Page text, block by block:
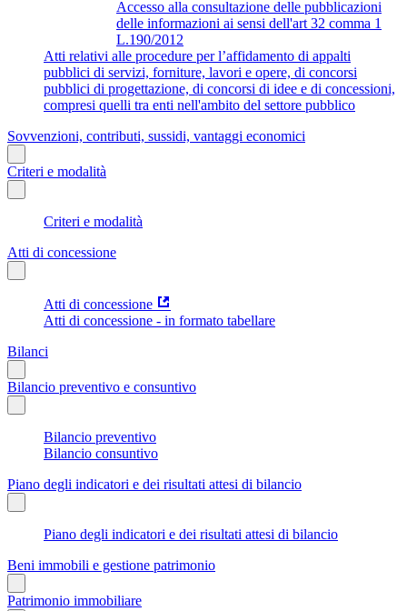
Accesso alla consultazione delle pubblicazioni
delle informazioni ai sensi dell'art 32 comma 1
L.190/2012
Atti relativi alle procedure per l’affidamento di appalti
pubblici di servizi, forniture, lavori e opere, di concorsi
pubblici di progettazione, di concorsi di idee e di concessioni,
compresi quelli tra enti nell'ambito del settore pubblico
Sovvenzioni, contributi, sussidi, vantaggi economici
Criteri e modalità
Criteri e modalità
Atti di concessione
Atti di concessione
Atti di concessione - in formato tabellare
Bilanci
Bilancio preventivo e consuntivo
Bilancio preventivo
Bilancio consuntivo
Piano degli indicatori e dei risultati attesi di bilancio
Piano degli indicatori e dei risultati attesi di bilancio
Beni immobili e gestione patrimonio
Patrimonio immobiliare